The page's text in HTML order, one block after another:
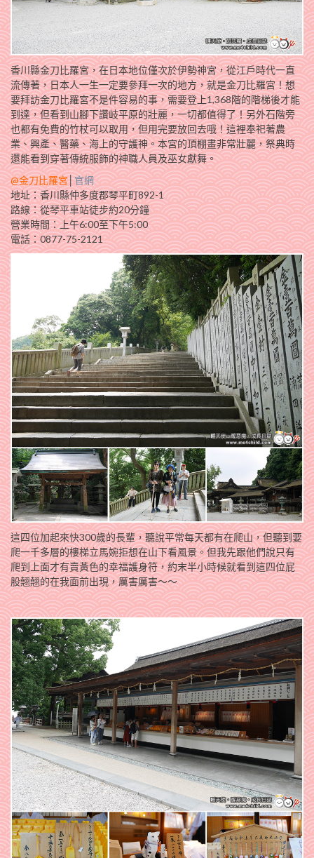
香川縣金刀比羅宮，在日本地位僅次於伊勢神宮，從江戶時代一直
流傳著，日本人一生一定要參拜一次的地方，就是金刀比羅宮！想
要拜訪金刀比羅宮不是件容易的事，需要登上1,368階的階梯後才能
到達，但看到山腳下讚岐平原的壯麗，一切都值得了！另外石階旁
也都有免費的竹杖可以取用，但用完要放回去哦！這裡奉祀著農
業、興產、醫藥、海上的守護神。本宮的頂棚畫非常壯麗，祭典時
還能看到穿著傳統服飾的神職人員及巫女獻舞。
@金刀比羅宮│官網
地址：香川縣仲多度郡琴平町892-1
路線：從琴平車站徒步約20分鐘
營業時間：上午6:00至下午5:00
電話：0877-75-2121
這四位加起來快300歲的長輩，聽說平常每天都有在爬山，但聽到要
爬一千多層的樓梯立馬婉拒想在山下看風景。但我先跟他們說只有
爬到上面才有賣黃色的幸福護身符，約末半小時候就看到這四位屁
股翹翹的在我面前出現，厲害厲害～～